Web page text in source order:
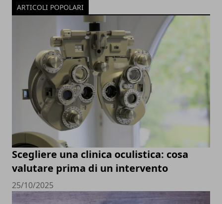
ARTICOLI POPOLARI
Scegliere una clinica oculistica: cosa
valutare prima di un intervento
25/10/2025